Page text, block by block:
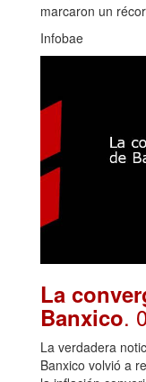
marcaron un
Infobae
La
Banxico.
La verdadera
Banxico volvió a